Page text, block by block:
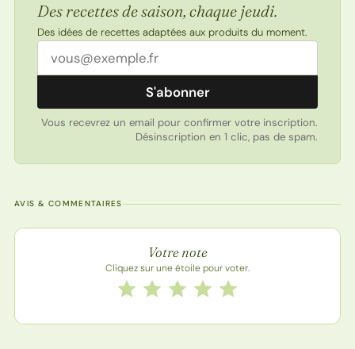
Des recettes de saison, chaque jeudi.
Des idées de recettes adaptées aux produits du moment.
Adresse email
S'abonner
Vous recevrez un email pour confirmer votre inscription.
Désinscription en 1 clic, pas de spam.
AVIS & COMMENTAIRES
Note de la recette
Votre note
Cliquez sur une étoile pour voter.
Notez cette recette de 1 à 5 étoiles
5 étoiles
4 étoiles
3 étoiles
2 étoiles
1 étoile